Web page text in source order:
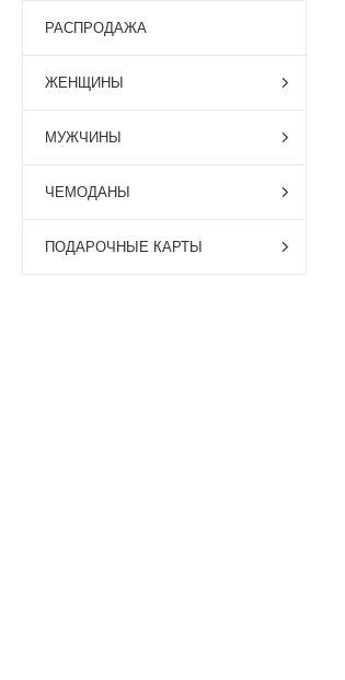
РАСПРОДАЖА
ЖЕНЩИНЫ
МУЖЧИНЫ
ЧЕМОДАНЫ
ПОДАРОЧНЫЕ КАРТЫ